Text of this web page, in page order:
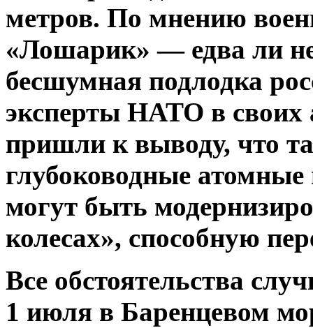
метров. По мнению
«Лошарик» — едва ли
бесшумная подлодка
эксперты НАТО в своих
пришли к выводу, что
глубоководные
могут быть
колесах», способную
Все обстоятельства
1 июля в Баренцевом